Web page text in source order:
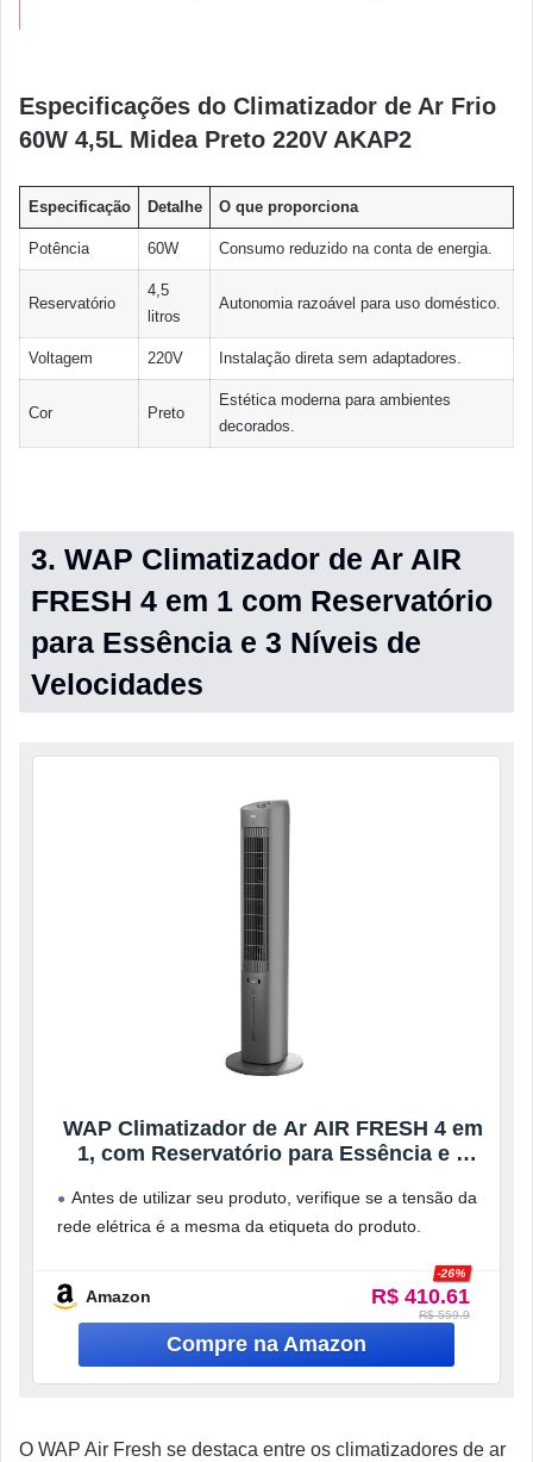
Especificações do Climatizador de Ar Frio
60W 4,5L Midea Preto 220V AKAP2
Especificação Detalhe O que proporciona
Potência 60W Consumo reduzido na conta de energia.
Reservatório
4,5
litros
Autonomia razoável para uso doméstico.
Voltagem 220V Instalação direta sem adaptadores.
Cor Preto
Estética moderna para ambientes
decorados.
3. WAP Climatizador de Ar AIR
FRESH 4 em 1 com Reservatório
para Essência e 3 Níveis de
Velocidades
WAP Climatizador de Ar AIR FRESH 4 em
1, com Reservatório para Essência e 3
127V
Antes de utilizar seu produto, verifique se a tensão da
rede elétrica é a mesma da etiqueta do produto.
Amazon
R$ 410.61
-26%
R$ 559.9
O WAP Air Fresh se destaca entre os climatizadores de ar